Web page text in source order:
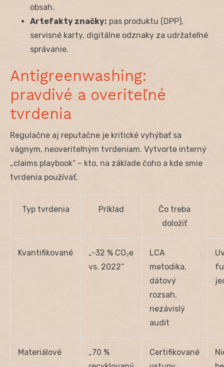
obsah.
Artefakty značky: pas produktu (DPP),
servisné karty, digitálne odznaky za udržateľné
správanie.
Antigreenwashing:
pravdivé a overiteľné
tvrdenia
Regulačne aj reputačne je kritické vyhýbať sa
vágnym, neoveriteľným tvrdeniam. Vytvorte interný
„claims playbook“ – kto, na základe čoho a kde smie
tvrdenia používať.
Typ tvrdenia Príklad
Čo treba
doložiť
Kvantifikované
„-32 % CO₂e
vs. 2022“
LCA
metodika,
dátový
rozsah,
nezávislý
audit
Materiálové
„70 %
Certifikované